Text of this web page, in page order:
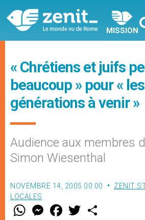
MISSION
« Chrétiens et juifs
beaucoup » pour « les
générations à venir »
Audience aux membres
Simon Wiesenthal
NOVEMBRE 14, 2005 00:00 ZENIT
LOCALES
W M
e
F
a w